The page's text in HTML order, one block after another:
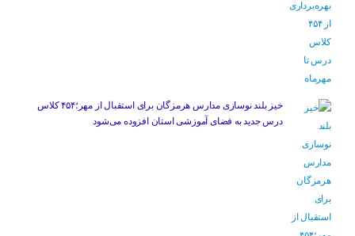
خیز بلند نوسازی مدارس هرمزگان برای استقبال از مهر؛۴۵۴ کلاس
درس جدید به فضای آموزشی استان افزوده می‌شود